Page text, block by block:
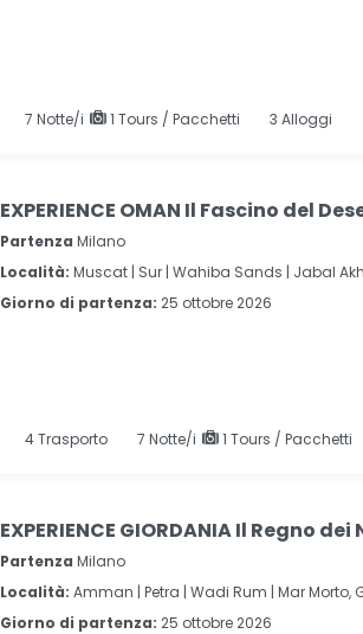
7 Notte/i 1 Tours / Pacchetti 3 Alloggi
EXPERIENCE OMAN Il Fascino del
Partenza Milano
Località: Muscat | Sur | Wahiba Sands | Jabal
Giorno di partenza: 25 ottobre 2026
4Trasporto 7 Notte/i 1 Tours / Pacchetti
EXPERIENCE GIORDANIA Il Regno
Partenza Milano
Località: Amman | Petra | Wadi Rum | Mar Morto,
Giorno di partenza: 25 ottobre 2026